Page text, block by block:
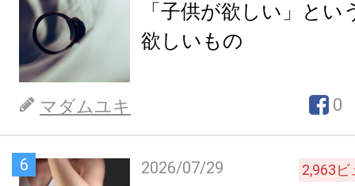
「子供が欲しい」とい
欲しいもの
マダムユキ 0
6 2026/07/29 2,963ビ